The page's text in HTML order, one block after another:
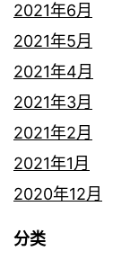
2021年6月
2021年5月
2021年4月
2021年3月
2021年2月
2021年1月
2020年12月
分类